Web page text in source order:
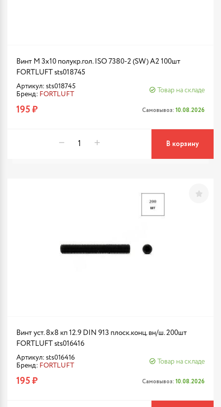
Винт М 3х10 полукр.гол. ISO 7380-2 (SW) A2 100шт
FORTLUFT sts018745
Артикул: sts018745
Бренд: FORTLUFT
Товар на складе
195 ₽ Самовывоз: 10.08.2026
В корзину
Винт уст. 8х8 кп 12.9 DIN 913 плоск.конц. вн/ш. 200шт
FORTLUFT sts016416
Артикул: sts016416
Бренд: FORTLUFT
Товар на складе
195 ₽ Самовывоз: 10.08.2026